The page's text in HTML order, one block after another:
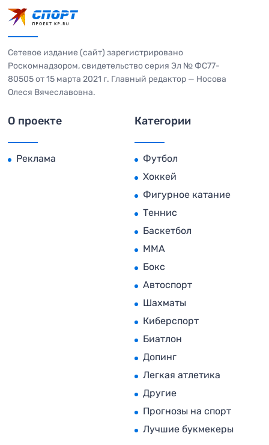
Сетевое издание (сайт) зарегистрировано
Роскомнадзором, свидетельство серия Эл № ФС77-
80505 от 15 марта 2021 г. Главный редактор — Носова
Олеся Вячеславовна.
О проекте
Реклама
Категории
Футбол
Хоккей
Фигурное катание
Теннис
Баскетбол
MMA
Бокс
Автоспорт
Шахматы
Киберспорт
Биатлон
Допинг
Легкая атлетика
Другие
Прогнозы на спорт
Лучшие букмекеры